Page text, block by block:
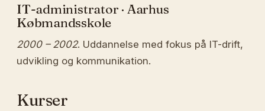
IT-administrator · Aarhus
Købmandsskole
2000 – 2002. Uddannelse med fokus på IT-drift,
udvikling og kommunikation.
Kurser